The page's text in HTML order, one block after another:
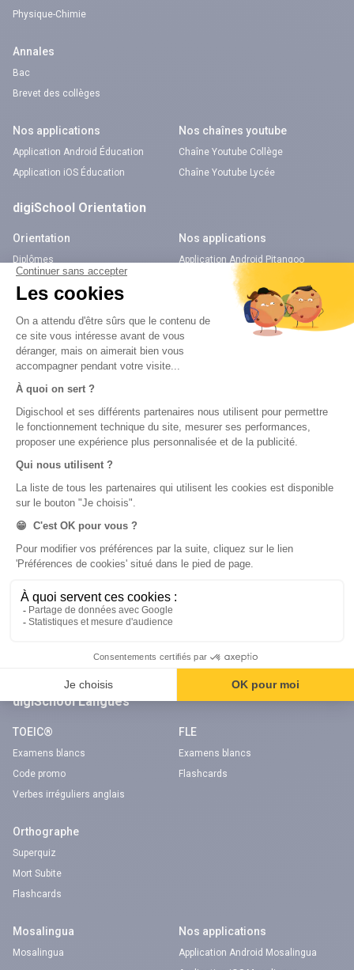
Physique-Chimie
Annales
Bac
Brevet des collèges
Nos applications
Application Android Éducation
Application iOS Éducation
Nos chaînes youtube
Chaîne Youtube Collège
Chaîne Youtube Lycée
digiSchool Orientation
Orientation
Diplômes
Métiers
Écoles
Nos applications
Application Android Pitangoo
Application iOS Pitangoo
Notre chaîne Youtube
Chaîne Youtube Orientation
digiSchool Code
Code auto
Examens blancs
Réserver une session
Code gratuit
Code moto
Réserver une session
Code bateau
Examens blancs
Séries d’entraînement
Nos applications
digiSchool Langues
TOEIC®
Examens blancs
Code promo
Verbes irréguliers anglais
FLE
Examens blancs
Flashcards
Orthographe
Superquiz
Mort Subite
Flashcards
Mosalingua
Mosalingua
Nos applications
Application Android Mosalingua